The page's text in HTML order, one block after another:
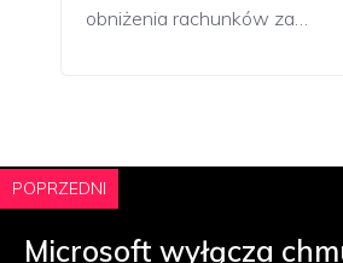
obniżenia rachunków za…
POPRZEDNI
Microsoft wyłącza